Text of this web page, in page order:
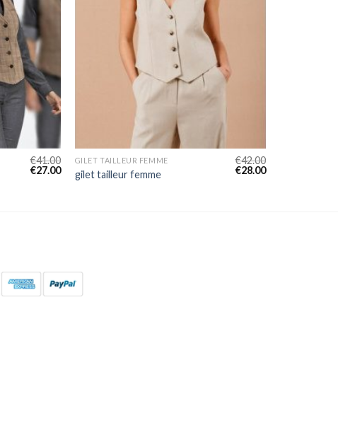
€41.00
€27.00
GILET TAILLEUR FEMME
gilet tailleur femme
€42.00
€28.00